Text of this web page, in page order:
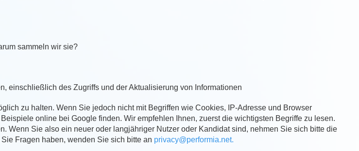
sammeln wir sie?
einschließlich des Zugriffs und der Aktualisierung von Informationen
zu halten. Wenn Sie jedoch nicht mit Begriffen wie Cookies, IP-Adresse und Browser
online bei Google finden. Wir empfehlen Ihnen, zuerst die wichtigsten Begriffe zu lesen.
Wenn Sie also ein neuer oder langjähriger Nutzer oder Kandidat sind, nehmen Sie sich bitte die
Fragen haben, wenden Sie sich bitte an privacy@performia.net.